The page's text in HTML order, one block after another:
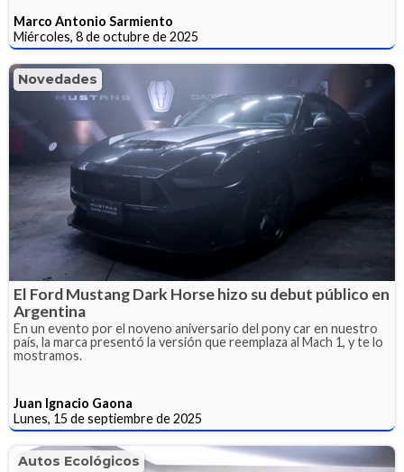
Marco Antonio Sarmiento
Miércoles, 8 de octubre de 2025
Novedades
El Ford Mustang Dark Horse hizo su debut público en
Argentina
En un evento por el noveno aniversario del pony car en nuestro
país, la marca presentó la versión que reemplaza al Mach 1, y te lo
mostramos.
Juan Ignacio Gaona
Lunes, 15 de septiembre de 2025
Autos Ecológicos